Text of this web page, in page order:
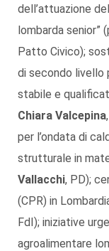
dell’attuazione
lombarda senior”
Patto Civico);
di secondo livello
stabile e
Chiara Valcepina
per l’ondata di
strutturale in
Vallacchi, PD);
(CPR) in
FdI); iniziative
agroalimentare